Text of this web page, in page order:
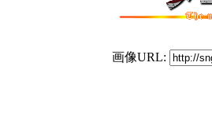
画像URL: